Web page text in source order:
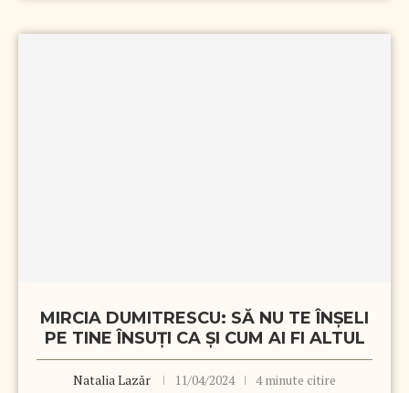
MIRCIA DUMITRESCU: SĂ NU TE ÎNȘELI
PE TINE ÎNSUȚI CA ȘI CUM AI FI ALTUL
Natalia Lazăr 11/04/2024
4 minute citire